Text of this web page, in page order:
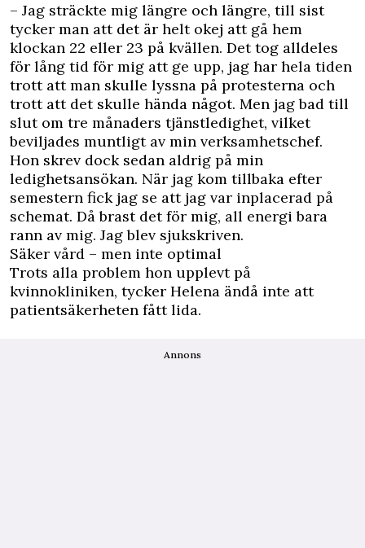
– Jag sträckte mig längre och längre, till sist
tycker man att det är helt okej att gå hem
klockan 22 eller 23 på kvällen. Det tog alldeles
för lång tid för mig att ge upp, jag har hela tiden
trott att man skulle lyssna på protesterna och
trott att det skulle hända något. Men jag bad till
slut om tre månaders tjänstledighet, vilket
beviljades muntligt av min verksamhetschef.
Hon skrev dock sedan aldrig på min
ledighetsansökan. När jag kom tillbaka efter
semestern fick jag se att jag var inplacerad på
schemat. Då brast det för mig, all energi bara
rann av mig. Jag blev sjukskriven.
Säker vård – men inte optimal
Trots alla problem hon upplevt på
kvinnokliniken, tycker Helena ändå inte att
patientsäkerheten fått lida.
Annons